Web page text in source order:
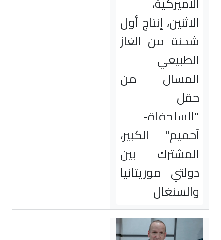
الاثنين، إنتاج أول
شحنة من الغاز
الطبيعي
المسال من
حقل
"السلحفاة-
آحميم" الكبير،
المشترك بين
دولتي موريتانيا
والسنغال